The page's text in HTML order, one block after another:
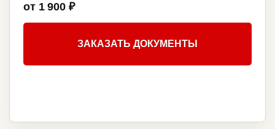
от 1 900 ₽
ЗАКАЗАТЬ ДОКУМЕНТЫ